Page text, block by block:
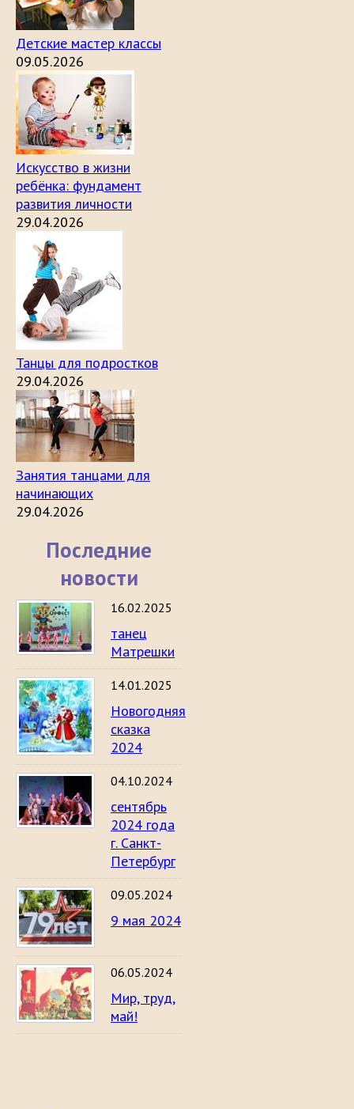
Детские мастер классы
09.05.2026
Искусство в жизни
ребёнка: фундамент
развития личности
29.04.2026
Танцы для подростков
29.04.2026
Занятия танцами для
начинающих
29.04.2026
Последние
новости
16.02.2025
танец
Матрешки
14.01.2025
Новогодняя
сказка
2024
04.10.2024
сентябрь
2024 года
г. Санкт-
Петербург
09.05.2024
9 мая 2024
06.05.2024
Мир, труд,
май!